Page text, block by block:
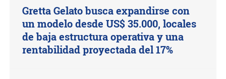
Gretta Gelato busca expandirse con
un modelo desde US$ 35.000, locales
de baja estructura operativa y una
rentabilidad proyectada del 17%